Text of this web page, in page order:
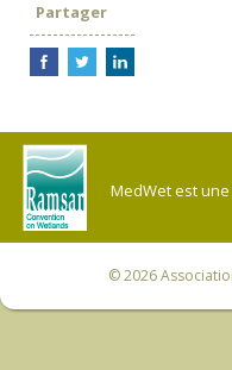
Partager
MedWet est
© 2026